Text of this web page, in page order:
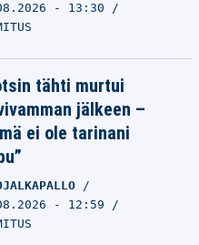
- 13:30
tähti murtui
jälkeen –
ei ole tarinani
- 12:59